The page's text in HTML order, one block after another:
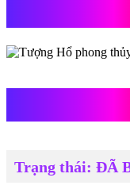
Trạng thái: ĐÃ